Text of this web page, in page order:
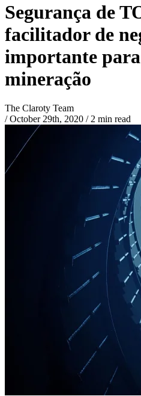
Segurança de
facilitador de
importante para
mineração
The Claroty Team
/ October 29th, 2020 /2 min read